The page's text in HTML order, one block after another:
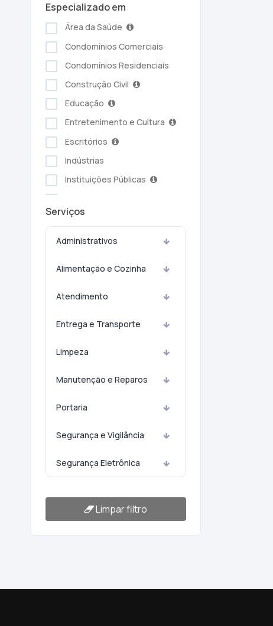
Especializado em
Área da Saúde
Condomínios Comerciais
Condomínios Residenciais
Construção Civil
Educação
Entretenimento e Cultura
Escritórios
Indústrias
Instituições Públicas
Serviços Pessoais
Setor Alimentício
Transporte e Logística
Turismo e Hotelaria
Serviços
Administrativos
Alimentação e Cozinha
Atendimento
Entrega e Transporte
Limpeza
Manutenção e Reparos
Portaria
Segurança e Vigilância
Segurança Eletrônica
Limpar filtro